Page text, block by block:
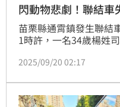
閃動物悲劇！聯結
苗栗縣通霄鎮發生聯結
1時許，一名34歲楊姓
埂翻覆，幸好楊男僅受
128線部分道路封閉，
車輛改道行駛。
2025/09/20 02:17